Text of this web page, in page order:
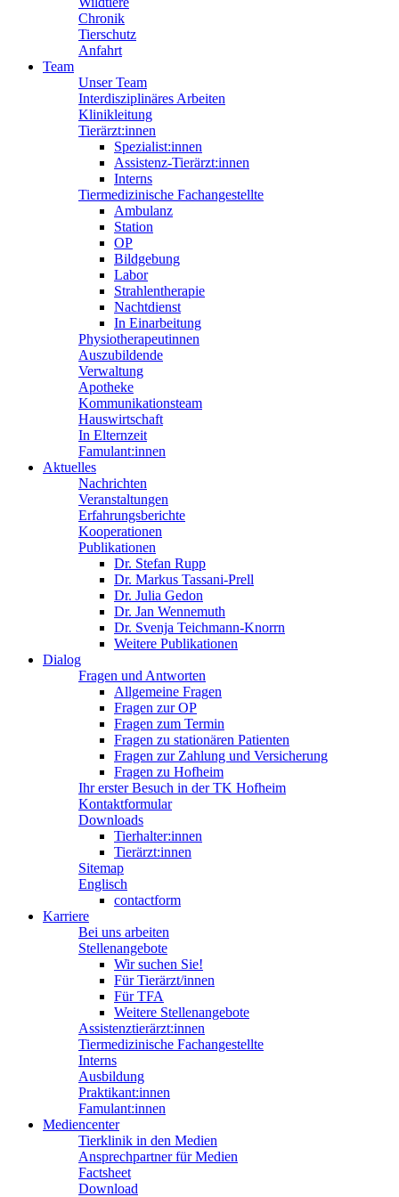
Chronik
Tierschutz
Anfahrt
Team
Unser Team
Interdisziplinäres Arbeiten
Klinikleitung
Tierärzt:innen
Spezialist:innen
Assistenz-Tierärzt:innen
Interns
Tiermedizinische Fachangestellte
Ambulanz
Station
OP
Bildgebung
Labor
Strahlentherapie
Nachtdienst
In Einarbeitung
Physiotherapeutinnen
Auszubildende
Verwaltung
Apotheke
Kommunikationsteam
Hauswirtschaft
In Elternzeit
Famulant:innen
Aktuelles
Nachrichten
Veranstaltungen
Erfahrungsberichte
Kooperationen
Publikationen
Dr. Stefan Rupp
Dr. Markus Tassani-Prell
Dr. Julia Gedon
Dr. Jan Wennemuth
Dr. Svenja Teichmann-Knorrn
Weitere Publikationen
Dialog
Fragen und Antworten
Allgemeine Fragen
Fragen zur OP
Fragen zum Termin
Fragen zu stationären Patienten
Fragen zur Zahlung und Versicherung
Fragen zu Hofheim
Ihr erster Besuch in der TK Hofheim
Kontaktformular
Downloads
Tierhalter:innen
Tierärzt:innen
Sitemap
Englisch
contactform
Karriere
Bei uns arbeiten
Stellenangebote
Wir suchen Sie!
Für Tierärzt/innen
Für TFA
Weitere Stellenangebote
Assistenztierärzt:innen
Tiermedizinische Fachangestellte
Interns
Ausbildung
Praktikant:innen
Famulant:innen
Mediencenter
Tierklinik in den Medien
Ansprechpartner für Medien
Factsheet
Download